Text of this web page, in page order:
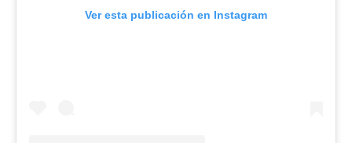
Ver esta publicación en Instagram